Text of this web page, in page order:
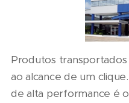
Produtos
ao alcance de um
de alta performance é